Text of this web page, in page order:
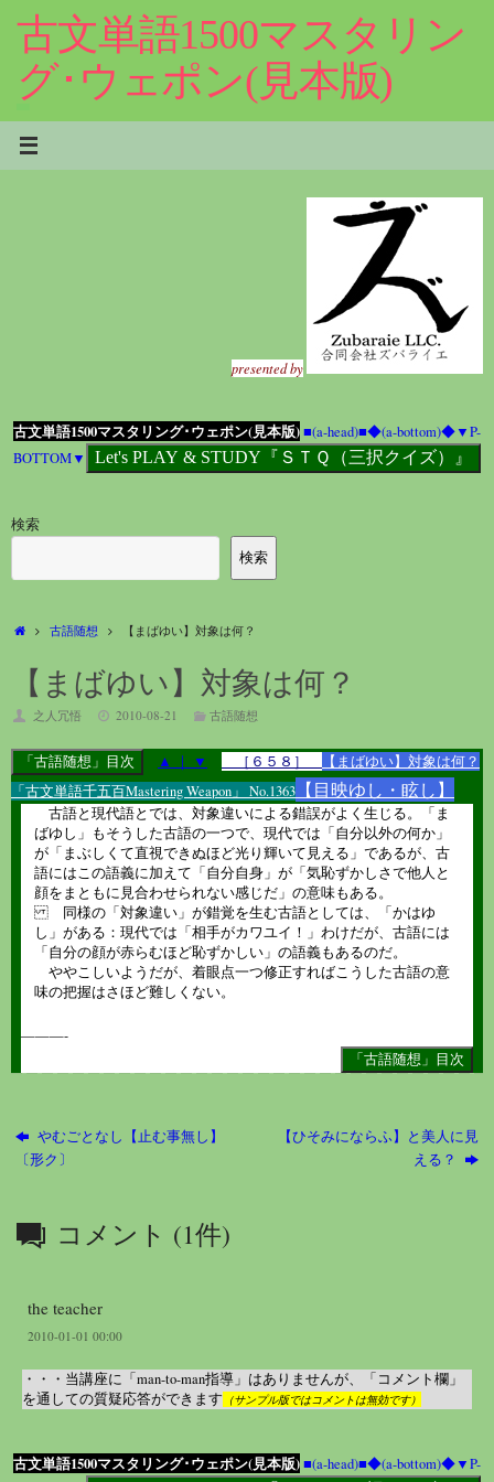
へ
キ
古文単語1500マスタリン
グ･ウェポン(見本版)
presented by
古文単語1500マスタリング･ウェポン(見本版)■(a-head)■◆(a-bottom)◆▼P-
BOTTOM▼
検索
検索
ホ
ム
古語随想 【まばゆい】対象は何？
【まばゆい】対象は何？
之人冗悟 2010-08-21 古語随想
▲ ｜ ▼ ［６５８］
【まばゆい】対象は何？
「古文単語千五百Mastering Weapon」 No.1363 【目映ゆし・眩し】
古語と現代語とでは、対象違いによる錯誤がよく生じる。「ま
ばゆし」もそうした古語の一つで、現代では「自分以外の何か」
が「まぶしくて直視できぬほど光り輝いて見える」であるが、古
語にはこの語義に加えて「自分自身」が「気恥ずかしさで他人と
顔をまともに見合わせられない感じだ」の意味もある。
同様の「対象違い」が錯覚を生む古語としては、「かはゆ
し」がある：現代では「相手がカワユイ！」わけだが、古語には
「自分の顔が赤らむほど恥ずかしい」の語義もあるのだ。
ややこしいようだが、着眼点一つ修正すればこうした古語の意
味の把握はさほど難しくない。
———-
やむごとなし【止む事無し】
〔形ク〕
【ひそみにならふ】と美人に見
える？
コメント (1件)
the teacher
2010-01-01 00:00
・・・当講座に「man-to-man指導」はありませんが、「コメント欄」
を通しての質疑応答ができます （サンプル版ではコメントは無効です）
古文単語1500マスタリング･ウェポン(見本版)■(a-head)■◆(a-bottom)◆▼P-